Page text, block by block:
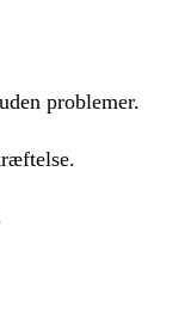
problemer.